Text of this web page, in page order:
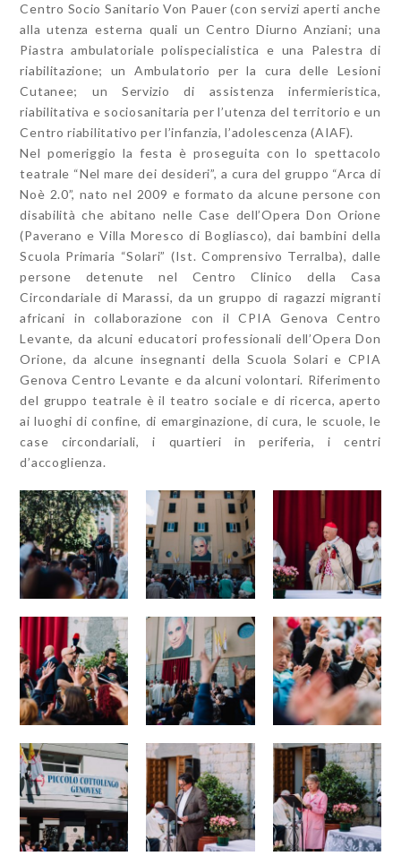
Centro Socio Sanitario Von Pauer (con servizi aperti anche
alla utenza esterna quali un Centro Diurno Anziani; una
Piastra ambulatoriale polispecialistica e una Palestra di
riabilitazione; un Ambulatorio per la cura delle Lesioni
Cutanee; un Servizio di assistenza infermieristica,
riabilitativa e sociosanitaria per l’utenza del territorio e un
Centro riabilitativo per l’infanzia, l’adolescenza (AIAF).
Nel pomeriggio la festa è proseguita con lo spettacolo
teatrale “Nel mare dei desideri”, a cura del gruppo “Arca di
Noè 2.0”, nato nel 2009 e formato da alcune persone con
disabilità che abitano nelle Case dell’Opera Don Orione
(Paverano e Villa Moresco di Bogliasco), dai bambini della
Scuola Primaria “Solari” (Ist. Comprensivo Terralba), dalle
persone detenute nel Centro Clinico della Casa
Circondariale di Marassi, da un gruppo di ragazzi migranti
africani in collaborazione con il CPIA Genova Centro
Levante, da alcuni educatori professionali dell’Opera Don
Orione, da alcune insegnanti della Scuola Solari e CPIA
Genova Centro Levante e da alcuni volontari. Riferimento
del gruppo teatrale è il teatro sociale e di ricerca, aperto
ai luoghi di confine, di emarginazione, di cura, le scuole, le
case circondariali, i quartieri in periferia, i centri
d’accoglienza.